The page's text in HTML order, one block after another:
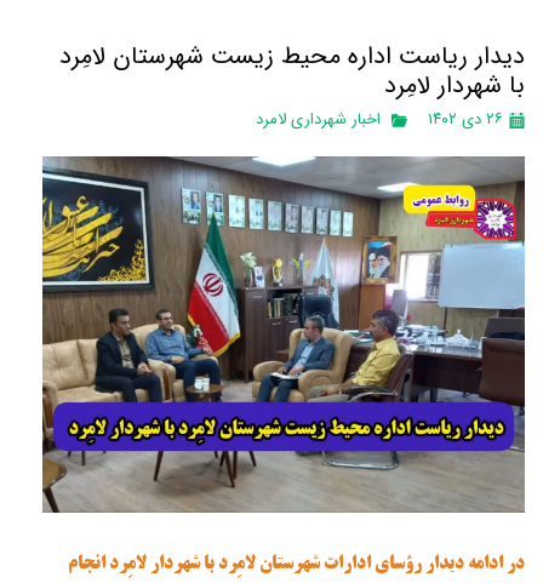
دیدار ریاست اداره محیط زیست شهرستان لامِرد
با شهردار لامِرد
۲۶ دی ۱۴۰۲ اخبار شهرداری لامرد
در ادامه دیدار رؤسای ادارات شهرستان لامِرد با شهردار لامِرد انجام